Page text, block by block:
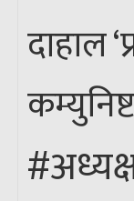
दाहाल